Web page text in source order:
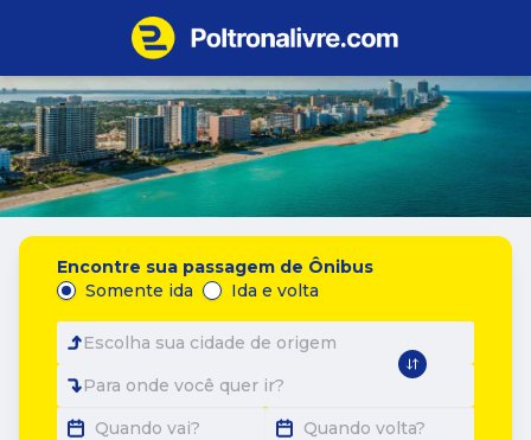
Encontre sua passagem de Ônibus
Somente ida
Ida e volta
Escolha sua cidade de origem
Para onde você quer ir?
Quando vai?
Quando volta?